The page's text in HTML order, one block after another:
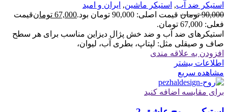
استیکر ضد آب, استیکر ماشین, ایران و امید
90,000 تومان قیمت اصلی: 90,000 تومان بود. 67,000 تومانقیمت
فعلی: 67,000 تومان.
استیکرهای ضد آب و ضد خش پژال دیزاین مناسب برای هر سطح
صاف و صیقلی مثل: لپتاپ، بطری آب، لیوان،
افزودن به علاقه مندی
اطلاعات بیشتر
مشاهده سریع
برای مقایسه اضافه کنید